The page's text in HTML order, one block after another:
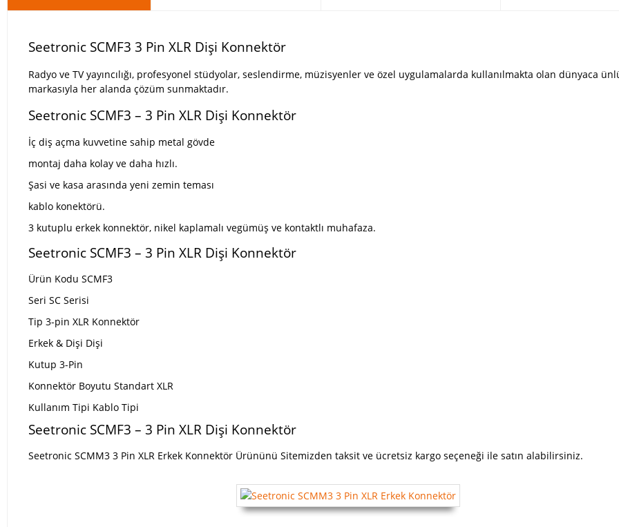
Seetronic SCMF3 3 Pin XLR Dişi Konnektör
Radyo ve TV yayıncılığı, profesyonel stüdyolar, seslendirme, müzisyenler ve özel uygulamalarda kullanılmakta olan dünyaca
markasıyla her alanda çözüm sunmaktadır.
Seetronic SCMF3 – 3 Pin XLR Dişi Konnektör
İç diş açma kuvvetine sahip metal gövde
montaj daha kolay ve daha hızlı.
Şasi ve kasa arasında yeni zemin teması
kablo konektörü.
3 kutuplu erkek konnektör, nikel kaplamalı vegümüş ve kontaktlı muhafaza.
Seetronic SCMF3 – 3 Pin XLR Dişi Konnektör
Ürün Kodu SCMF3
Seri SC Serisi
Tip 3-pin XLR Konnektör
Erkek & Dişi Dişi
Kutup 3-Pin
Konnektör Boyutu Standart XLR
Kullanım Tipi Kablo Tipi
Seetronic SCMF3 – 3 Pin XLR Dişi Konnektör
Seetronic SCMM3 3 Pin XLR Erkek Konnektör Ürününü Sitemizden taksit ve ücretsiz kargo seçeneği ile satın alabilirsiniz.